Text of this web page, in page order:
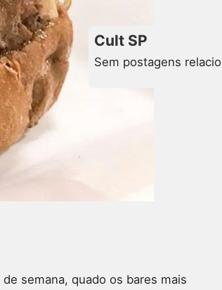
semana, quado os bares mais
Cult SP
Sem postagens